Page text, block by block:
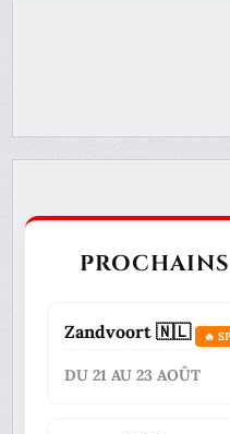
Zandvoort 🇳🇱 🔥
DU 21 AU 23 AOÛT